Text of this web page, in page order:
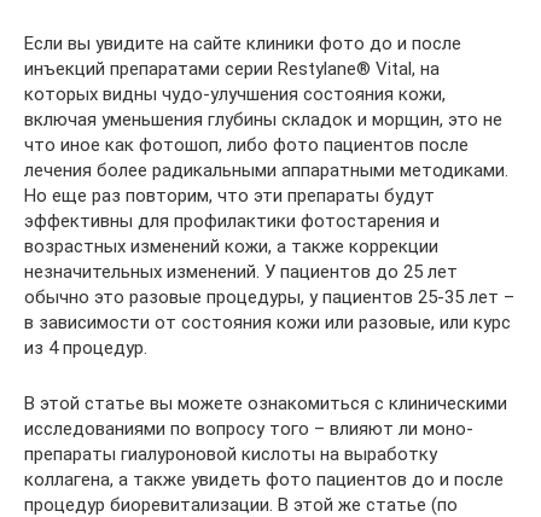
Если вы увидите на сайте клиники фото до и после
инъекций препаратами серии Restylane® Vital, на
которых видны чудо-улучшения состояния кожи,
включая уменьшения глубины складок и морщин, это не
что иное как фотошоп, либо фото пациентов после
лечения более радикальными аппаратными методиками.
Но еще раз повторим, что эти препараты будут
эффективны для профилактики фотостарения и
возрастных изменений кожи, а также коррекции
незначительных изменений. У пациентов до 25 лет
обычно это разовые процедуры, у пациентов 25-35 лет –
в зависимости от состояния кожи или разовые, или курс
из 4 процедур.
В этой статье вы можете ознакомиться с клиническими
исследованиями по вопросу того – влияют ли моно-
препараты гиалуроновой кислоты на выработку
коллагена, а также увидеть фото пациентов до и после
процедур биоревитализации. В этой же статье (по